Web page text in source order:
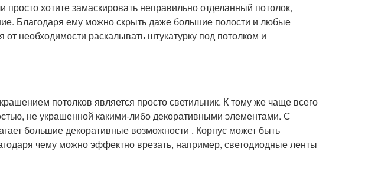
хотите замаскировать неправильно отделанный потолок,
Благодаря ему можно скрыть даже большие полости и любые
от необходимости раскалывать штукатурку под потолком и
потолков является просто светильник. К тому же чаще всего
не украшенной какими-либо декоративными элементами. С
большие декоративные возможности . Корпус может быть
чему можно эффектно врезать, например, светодиодные ленты